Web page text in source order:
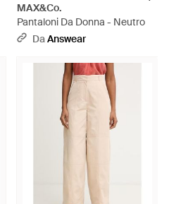
MAX&Co.
Pantaloni Da Donna - Neutro
DaAnswear